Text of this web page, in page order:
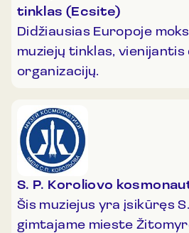
tinklas (Ecsite)
Didžiausias Europoje
muziejų tinklas, vienijantis
organizacijų.
S. P. Koroliovo
Šis muziejus yra įsikūręs
gimtajame mieste